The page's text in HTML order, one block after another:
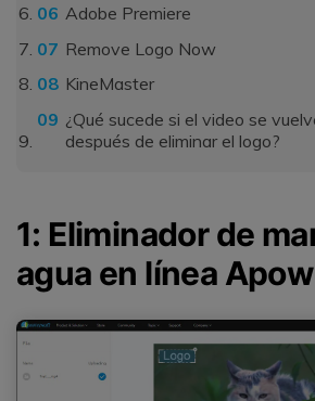
Adobe Premiere
Remove Logo Now
KineMaster
¿Qué sucede si el video se
después de eliminar el logo?
1: Eliminador de
agua en línea